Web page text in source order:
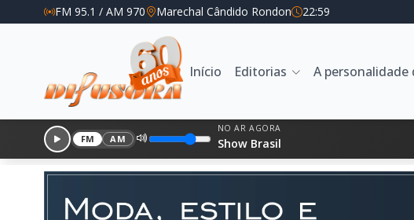
FM 95.1 / AM 970 Marechal Cândido Rondon 22:59
Início Editorias A personalidade
FM AM
NO AR AGORA
Show Brasil